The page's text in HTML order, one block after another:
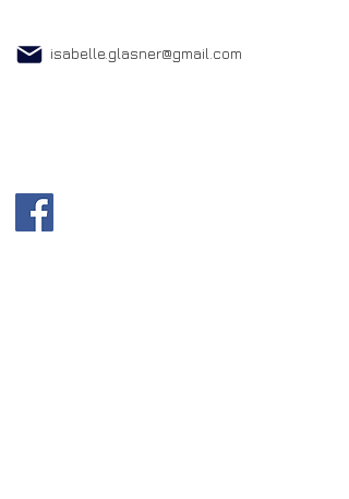
isabelle.glasner@gmail.com